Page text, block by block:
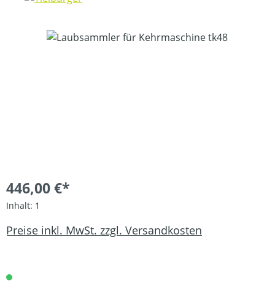
Bildergalerie überspringen
446,00 €*
Inhalt: 1
Preise inkl. MwSt. zzgl. Versandkosten